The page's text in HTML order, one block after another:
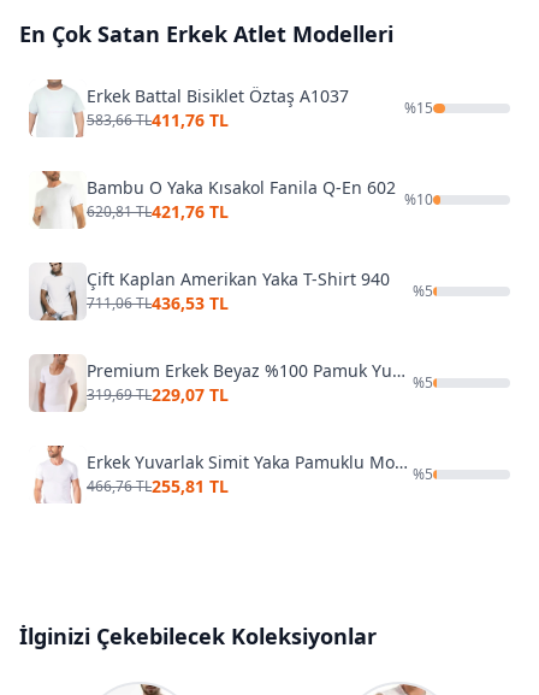
En Çok Satan Erkek Atlet Modelleri
Erkek Battal Bisiklet Öztaş A1037
583,66 TL411,76 TL
%15
Bambu O Yaka Kısakol Fanila Q-En 602
620,81 TL421,76 TL
%10
Çift Kaplan Amerikan Yaka T-Shirt 940
711,06 TL436,53 TL
%5
Premium Erkek Beyaz %100 Pamuk Yuvarlak Yaka Tişört Arma Yıldız 1002
319,69 TL229,07 TL
%5
Erkek Yuvarlak Simit Yaka Pamuklu Modal T-Shirt Fanila Özkan 11144
466,76 TL255,81 TL
%5
İlginizi Çekebilecek Koleksiyonlar